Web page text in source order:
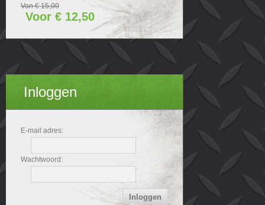
Van € 15,00
Voor € 12,50
Inloggen
E-mail adres:
Wachtwoord: